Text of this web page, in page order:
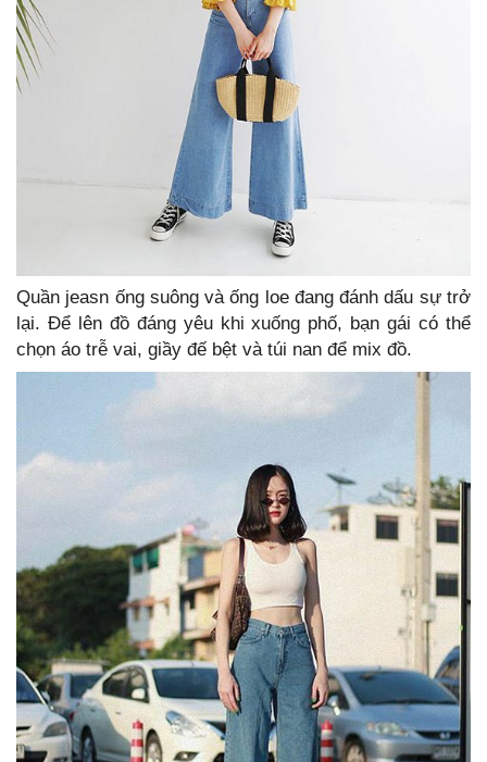
Quần jeasn ống suông và ống loe đang đánh dấu sự trở
lại. Để lên đồ đáng yêu khi xuống phố, bạn gái có thể
chọn áo trễ vai, giầy đế bệt và túi nan để mix đồ.